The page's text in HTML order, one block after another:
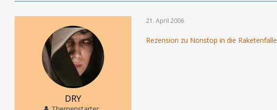
DRY
21. April 2006
Rezension zu Nonstop in die Raketenfalle